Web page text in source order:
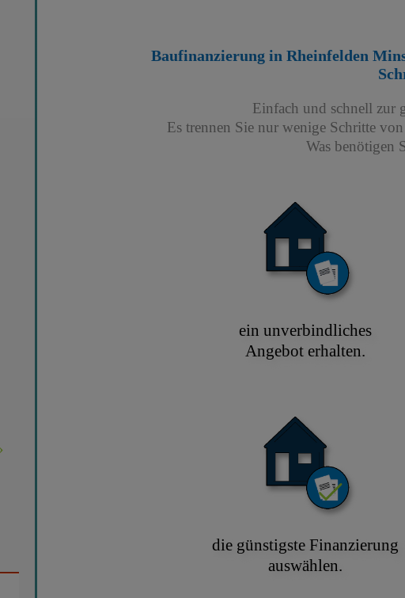
Baufinanzierung in Rheinfelden
Einfach und schnell zur
Es trennen Sie nur wenige Schritte
Was benötigen
ein unverbindliches
Angebot erhalten.
die günstigste Finanzierung
auswählen.